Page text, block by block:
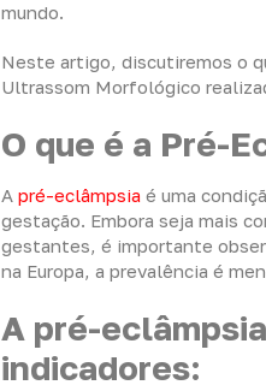
mundo.
Neste artigo, discutiremos o
Ultrassom Morfológico
O que é a Pré-
A pré-eclâmpsia é uma
gestação. Embora seja mais
gestantes, é importante
na Europa, a prevalência é
A pré-
indicadores: